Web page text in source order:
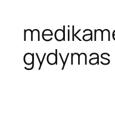
gydymas